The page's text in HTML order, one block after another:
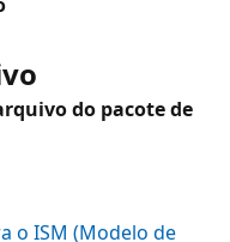
do pacote de
o ISM (Modelo de